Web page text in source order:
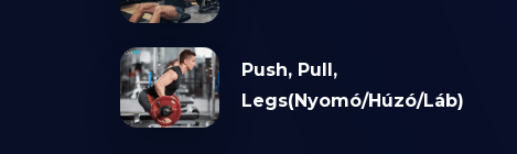
Push, Pull,
Legs(Nyomó/Húzó/Láb)